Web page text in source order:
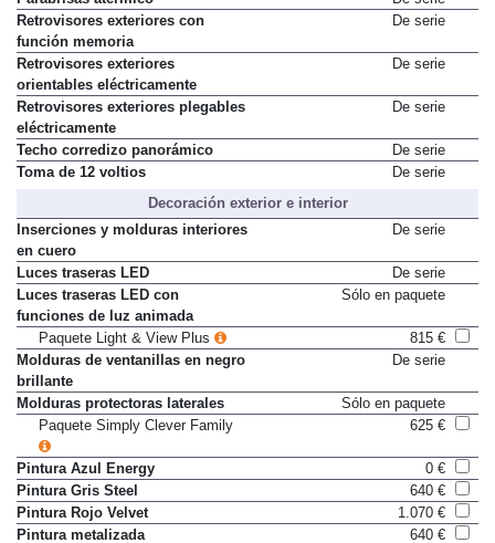
Parabrisas atérmico
De serie
Retrovisores exteriores con
función memoria
Retrovisores exteriores
orientables eléctricamente
Retrovisores exteriores plegables
eléctricamente
Techo corredizo panorámico
De serie
Decoración exterior e interior
Inserciones y molduras interiores
en cuero
Luces traseras LED
De serie
Luces traseras LED con
funciones de luz animada
Paquete Light & View Plus
815 €
Molduras de ventanillas en negro
brillante
Molduras protectoras laterales
Sólo en paquete
Paquete Simply Clever Family
Pintura Azul Energy
0 €
Pintura Gris Steel
640 €
Pintura Rojo Velvet
1.070 €